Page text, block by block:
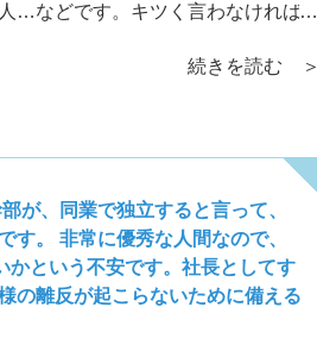
…などです。キツく言わなければい
こともあります。社長から言われて
続きを読む ＞
が、同業で独立すると言って、
す。 非常に優秀な人間なので、
という不安です。社長としてす
の離反が起こらないために備える